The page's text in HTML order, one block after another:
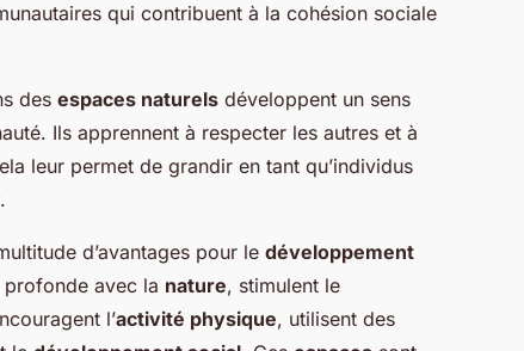
qui contribuent à la cohésion sociale
des espaces naturels développent un sens
Ils apprennent à respecter les autres et à
leur permet de grandir en tant qu’individus
d’avantages pour le développement
avec la nature, stimulent le
l’activité physique, utilisent des